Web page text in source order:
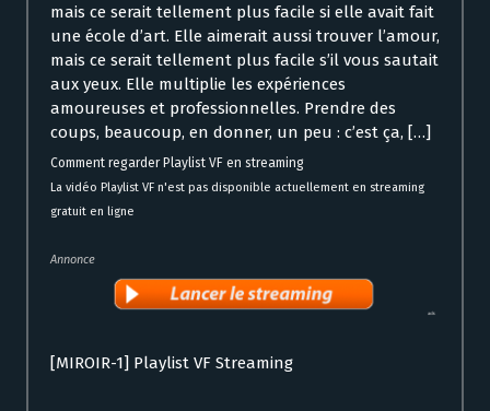
mais ce serait tellement plus facile si elle avait fait
une école d’art. Elle aimerait aussi trouver l’amour,
mais ce serait tellement plus facile s’il vous sautait
aux yeux. Elle multiplie les expériences
amoureuses et professionnelles. Prendre des
coups, beaucoup, en donner, un peu : c’est ça, […]
Comment regarder Playlist VF en streaming
La vidéo Playlist VF n'est pas disponible actuellement en streaming
gratuit en ligne
Annonce
[MIROIR-1] Playlist VF Streaming